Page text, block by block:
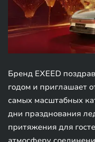
Бренд EXEED
годом и приглашает
самых масштабных
дни празднования
притяжения для